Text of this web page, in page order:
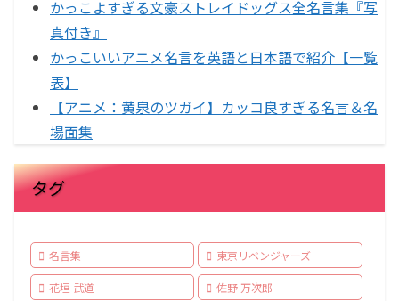
かっこよすぎる文豪ストレイドッグス全名言集『写
真付き』
かっこいいアニメ名言を英語と日本語で紹介【一覧
表】
【アニメ：黄泉のツガイ】カッコ良すぎる名言＆名
場面集
タグ
名言集 東京リベンジャーズ
花垣 武道 佐野 万次郎